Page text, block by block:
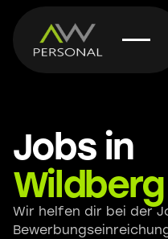
Jobs in
Wildberg
Wir helfen dir bei der